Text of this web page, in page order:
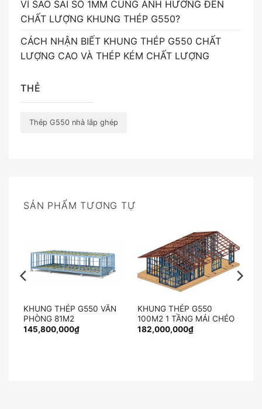
VÌ SAO SAI SỐ 1MM CŨNG ẢNH HƯỞNG ĐẾN
CHẤT LƯỢNG KHUNG THÉP G550?
CÁCH NHẬN BIẾT KHUNG THÉP G550 CHẤT
LƯỢNG CAO VÀ THÉP KÉM CHẤT LƯỢNG
THẺ
Thép G550 nhà lắp ghép
SẢN PHẨM TƯƠNG TỰ
KHUNG THÉP G550 VĂN
PHÒNG 81M2
145,800,000₫
KHUNG THÉP G550
100M2 1 TẦNG MÁI CHÉO
182,000,000₫